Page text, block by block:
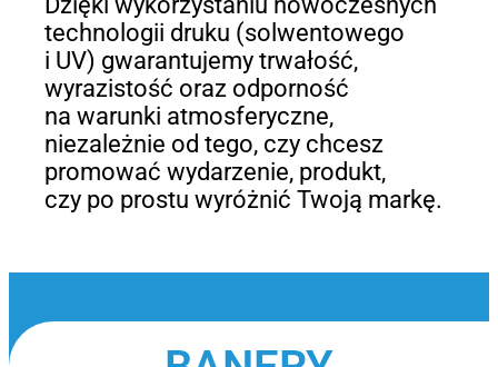
technologii druku (solwentowego
i UV) gwarantujemy trwałość,
wyrazistość oraz odporność
na warunki atmosferyczne,
niezależnie od tego, czy chcesz
promować wydarzenie, produkt,
czy po prostu wyróżnić Twoją markę.